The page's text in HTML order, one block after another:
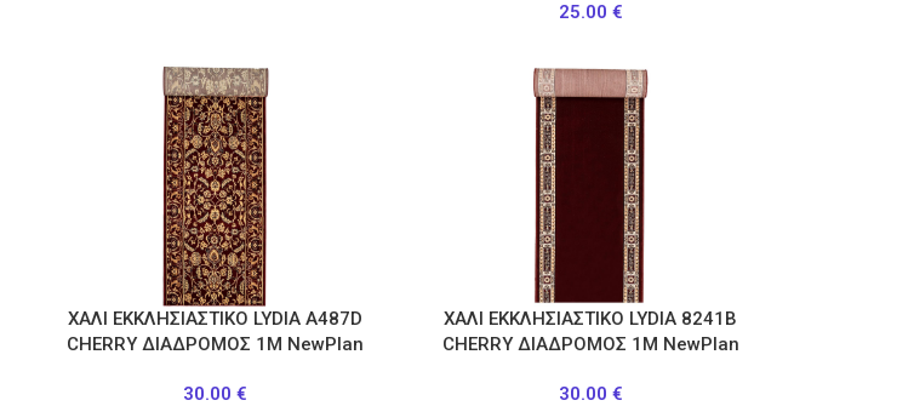
25.00 €
ΧΑΛΙ ΕΚΚΛΗΣΙΑΣΤΙΚΟ LYDIA A487D
CHERRY ΔΙΑΔΡΟΜΟΣ 1Μ NewPlan
30.00 €
ΧΑΛΙ ΕΚΚΛΗΣΙΑΣΤΙΚΟ LYDIA 8241B
CHERRY ΔΙΑΔΡΟΜΟΣ 1Μ NewPlan
30.00 €